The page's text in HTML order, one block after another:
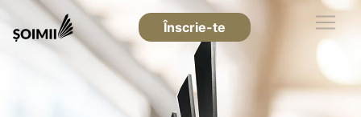
Înscrie-te